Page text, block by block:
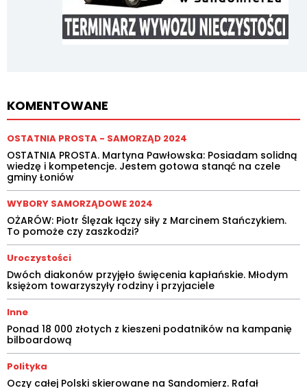
KOMENTOWANE
OSTATNIA PROSTA - SAMORZĄD 2024
OSTATNIA PROSTA. Martyna Pawłowska: Posiadam solidną
wiedzę i kompetencje. Jestem gotowa stanąć na czele
gminy Łoniów
WYBORY SAMORZĄDOWE 2024
OŻARÓW: Piotr Ślęzak łączy siły z Marcinem Stańczykiem.
To pomoże czy zaszkodzi?
Uroczystości
Dwóch diakonów przyjęło święcenia kapłańskie. Młodym
księżom towarzyszyły rodziny i przyjaciele
Inne
Ponad 18 000 złotych z kieszeni podatników na kampanię
bilboardową
Polityka
Oczy całej Polski skierowane na Sandomierz. Rafał